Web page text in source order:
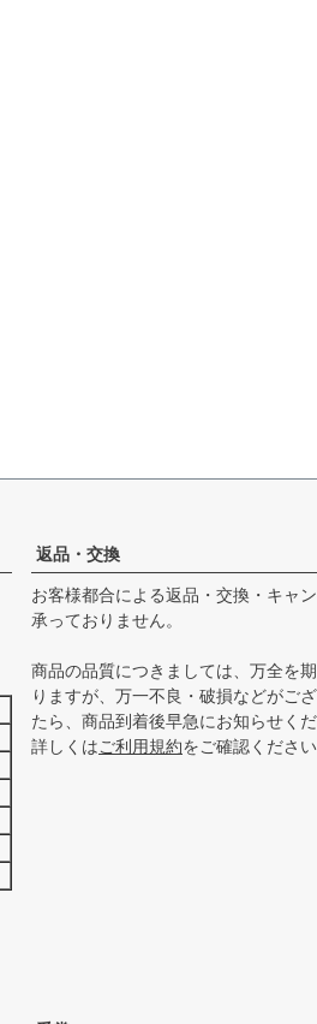
返品・交換
お客様都合による返品・交換・キャ
承っておりません。
商品の品質につきましては、万全を
りますが、万一不良・破損などがご
たら、商品到着後早急にお知らせくだ
詳しくはご利用規約をご確認ください